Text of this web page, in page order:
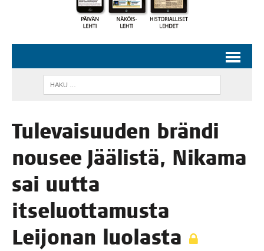
Tule­vai­suu­den brän­di
nousee Jää­lis­tä, Nika­ma
sai uut­ta
itse­luot­ta­mus­ta
Lei­jo­nan luolasta